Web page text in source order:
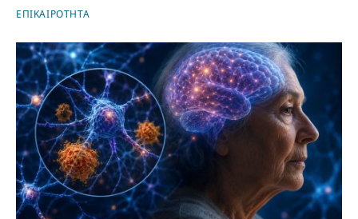
ΕΠΙΚΑΙΡΟΤΗΤΑ